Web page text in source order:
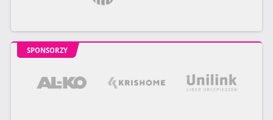
SPONSORZY